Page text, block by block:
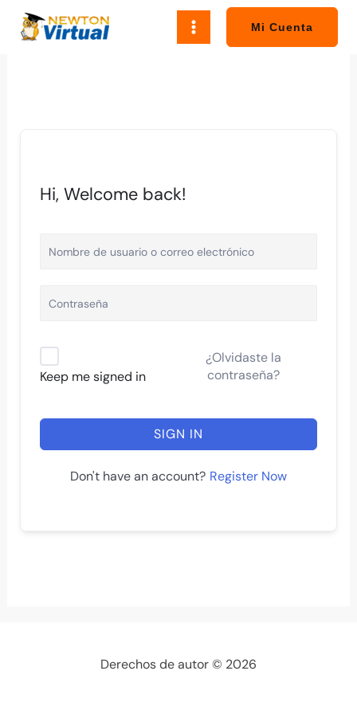
Mi Cuenta
Hi, Welcome back!
Keep me signed in
¿Olvidaste la
contraseña?
SIGN IN
Don't have an account? Register Now
Derechos de autor © 2026